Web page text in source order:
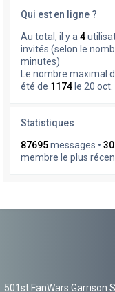
Qui est en ligne ?
Au total, il y a 4
invités (selon le
minutes)
Le nombre maximal
été de 1174 le 20
Statistiques
87695messages •
membre le plus
501st FanWars Garrison